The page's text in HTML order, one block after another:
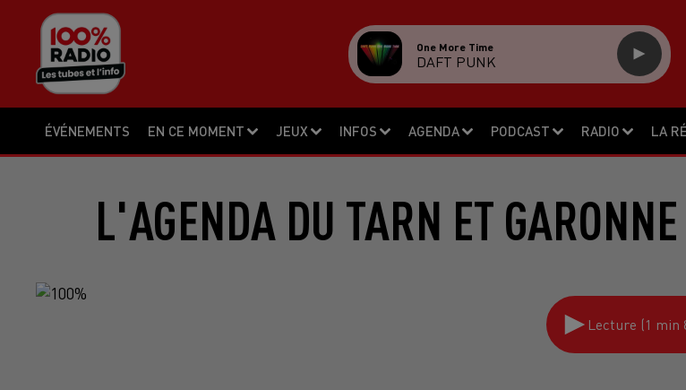
ÉVÉNEMENTS EN CE MOMENT JEUX INFOS AGENDA PODCAST RADIO LA
One More Time
DAFT PUNK
L'AGENDA DU TARN ET
Lecture (1 min